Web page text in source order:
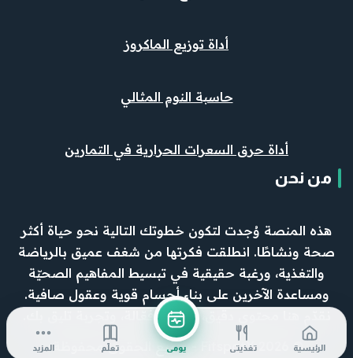
أداة توزيع الماكروز
حاسبة النوم المثالي
أداة حرق السعرات الحرارية في التمارين
من نحن
هذه المنصة وُجدت لتكون خطوتك التالية نحو حياة أكثر
صحة ونشاطًا. انطلقت فكرتها من شغف عميق بالرياضة
والتغذية، ورغبة حقيقية في تبسيط المفاهيم الصحيّة
ومساعدة الآخرين على بناء أجسام قوية وعقول صافية.
نقدّم هنا محتوى دقيق، وأدوات فعّالة، وتجربة تليق بك.
© 2026 FitspotX - جميع الحقوق محفوظة.
الرئيسية تغذيتي يومي تعلّم المزيد